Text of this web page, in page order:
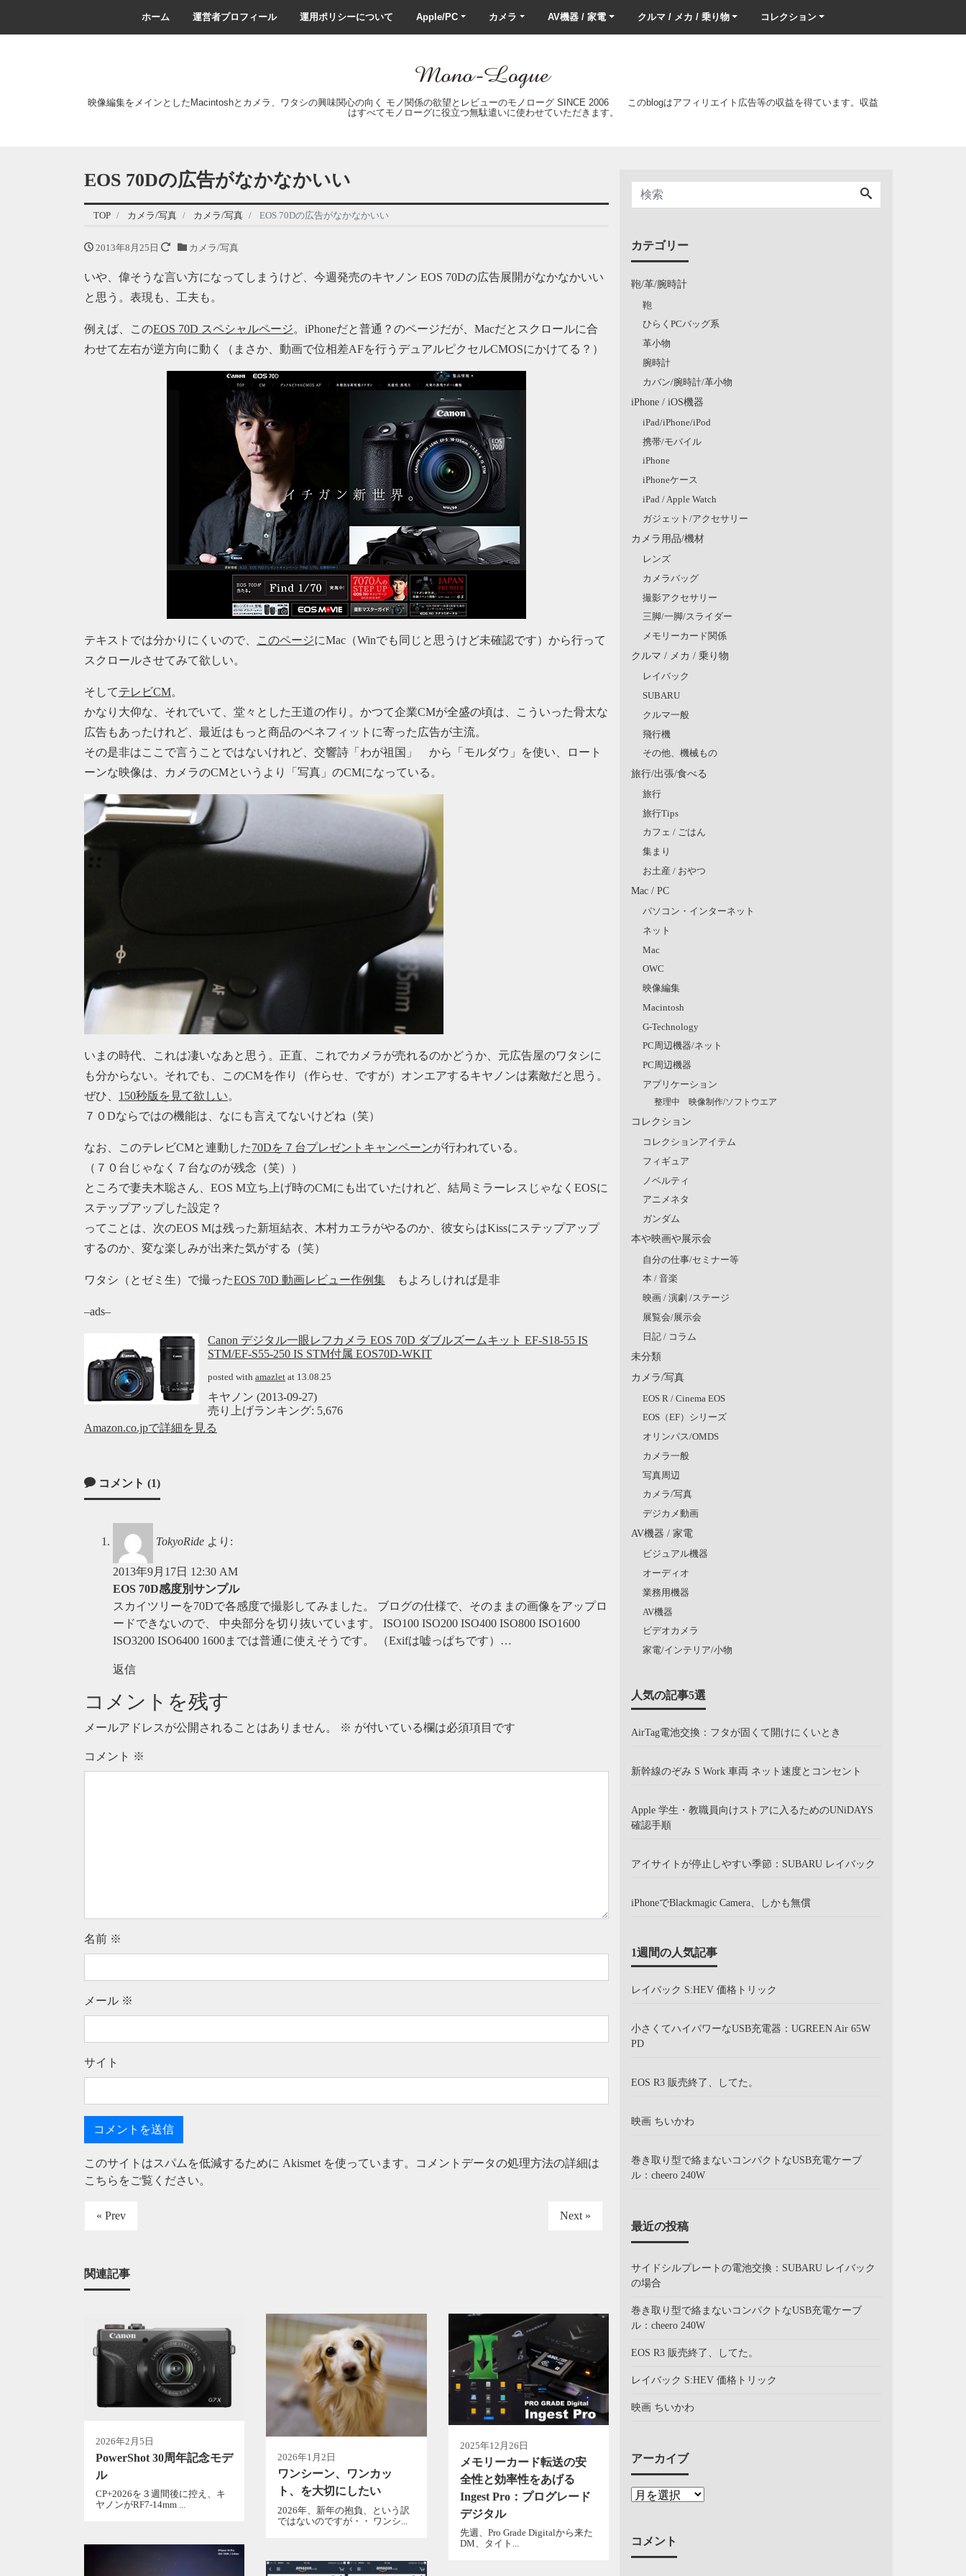
ホーム 運営者プロフィール 運用ポリシーについて Apple/PC カメラ AV機器 / 家電 クルマ / メカ / 乗り物 コレクション
映像編集をメインとしたMacintoshとカメラ、ワタシの興味関心の向く モノ関係の欲望とレビューのモノローグ SINCE 2006 このblogはアフィリエイト広告等の収益を得ています。収益
はすべてモノローグに役立つ無駄遣いに使わせていただきます。
EOS 70Dの広告がなかなかいい
TOP カメラ/写真 カメラ/写真 EOS 70Dの広告がなかなかいい
2013年8月25日 カメラ/写真
いや、偉そうな言い方になってしまうけど、今週発売のキヤノン EOS 70Dの広告展開がなかなかいい
と思う。表現も、工夫も。
例えば、このEOS 70D スペシャルページ。iPhoneだと普通？のページだが、Macだとスクロールに合
わせて左右が逆方向に動く（まさか、動画で位相差AFを行うデュアルピクセルCMOSにかけてる？）
テキストでは分かりにくいので、 このページにMac（Winでも同じと思うけど未確認です）から行って
スクロールさせてみて欲しい。
そしてテレビCM。
かなり大仰な、それでいて、堂々とした王道の作り。かつて企業CMが全盛の頃は、こういった骨太な
広告もあったけれど、最近はもっと商品のベネフィットに寄った広告が主流。
その是非はここで言うことではないけれど、交響詩「わが祖国」 から「モルダウ」を使い、ロート
ーンな映像は、カメラのCMというより「写真」のCMになっている。
いまの時代、これは凄いなあと思う。正直、これでカメラが売れるのかどうか、元広告屋のワタシに
も分からない。それでも、このCMを作り（作らせ、ですが）オンエアするキヤノンは素敵だと思う。
ぜひ、 150秒版を見て欲しい。
７０Dならではの機能は、なにも言えてないけどね（笑）
なお、このテレビCMと連動した70Dを７台プレゼントキャンペーンが行われている。
（７０台じゃなく７台なのが残念（笑））
ところで妻夫木聡さん、EOS M立ち上げ時のCMにも出ていたけれど、結局ミラーレスじゃなくEOSに
ステップアップした設定？
ってことは、次のEOS Mは残った新垣結衣、木村カエラがやるのか、彼女らはKissにステップアップ
するのか、変な楽しみが出来た気がする（笑）
ワタシ（とゼミ生）で撮ったEOS 70D 動画レビュー作例集 もよろしければ是非
–ads–
Canon デジタル一眼レフカメラ EOS 70D ダブルズームキット EF-S18-55 IS
STM/EF-S55-250 IS STM付属 EOS70D-WKIT
posted with amazlet at 13.08.25
キヤノン (2013-09-27)
売り上げランキング: 5,676
Amazon.co.jpで詳細を見る
コメント (1)
TokyoRide より:
2013年9月17日 12:30 AM
EOS 70D感度別サンプル
スカイツリーを70Dで各感度で撮影してみました。 ブログの仕様で、そのままの画像をアップロ
ードできないので、 中央部分を切り抜いています。 ISO100 ISO200 ISO400 ISO800 ISO1600
ISO3200 ISO6400 1600までは普通に使えそうです。 （Exifは嘘っぱちです）…
返信
コメントを残す
メールアドレスが公開されることはありません。 ※ が付いている欄は必須項目です
コメント ※
名前 ※
メール ※
サイト
このサイトはスパムを低減するために Akismet を使っています。
コメントデータの処理方法の詳細は
こちらをご覧ください。
« Prev Next »
関連記事
2026年2月5日
PowerShot 30周年記念モデ
ル
CP+2026を３週間後に控え、キ
ヤノンがRF7-14mm ...
2026年1月2日
ワンシーン、ワンカッ
ト、を大切にしたい
2026年、新年の抱負、という訳
ではないのですが・・ ワンシ...
2025年12月26日
メモリーカード転送の安
全性と効率性をあげる
Ingest Pro：プログレード
デジタル
先週、Pro Grade Digitalから来た
DM、タイト...
カテゴリー
鞄/革/腕時計
鞄
ひらくPCバッグ系
革小物
腕時計
カバン/腕時計/革小物
iPhone / iOS機器
iPad/iPhone/iPod
携帯/モバイル
iPhone
iPhoneケース
iPad / Apple Watch
ガジェット/アクセサリー
カメラ用品/機材
レンズ
カメラバッグ
撮影アクセサリー
三脚/一脚/スライダー
メモリーカード関係
クルマ / メカ / 乗り物
レイバック
SUBARU
クルマ一般
飛行機
その他、機械もの
旅行/出張/食べる
旅行
旅行Tips
カフェ / ごはん
集まり
お土産 / おやつ
Mac / PC
パソコン・インターネット
ネット
Mac
OWC
映像編集
Macintosh
G-Technology
PC周辺機器/ネット
PC周辺機器
アプリケーション
整理中 映像制作/ソフトウエア
コレクション
コレクションアイテム
フィギュア
ノベルティ
アニメネタ
ガンダム
本や映画や展示会
自分の仕事/セミナー等
本 / 音楽
映画 / 演劇 /ステージ
展覧会/展示会
日記 / コラム
未分類
カメラ/写真
EOS R / Cinema EOS
EOS（EF）シリーズ
オリンパス/OMDS
カメラ一般
写真周辺
カメラ/写真
デジカメ動画
AV機器 / 家電
ビジュアル機器
オーディオ
業務用機器
AV機器
ビデオカメラ
家電/インテリア/小物
人気の記事5選
AirTag電池交換：フタが固くて開けにくいとき
新幹線のぞみ S Work 車両 ネット速度とコンセント
Apple 学生・教職員向けストアに入るためのUNiDAYS
確認手順
アイサイトが停止しやすい季節：SUBARU レイバック
iPhoneでBlackmagic Camera、しかも無償
1週間の人気記事
レイバック S:HEV 価格トリック
小さくてハイパワーなUSB充電器：UGREEN Air 65W
PD
EOS R3 販売終了、してた。
映画 ちいかわ
巻き取り型で絡まないコンパクトなUSB充電ケーブ
ル：cheero 240W
最近の投稿
サイドシルプレートの電池交換：SUBARU レイバック
の場合
巻き取り型で絡まないコンパクトなUSB充電ケーブ
ル：cheero 240W
EOS R3 販売終了、してた。
レイバック S:HEV 価格トリック
映画 ちいかわ
アーカイブ
コメント